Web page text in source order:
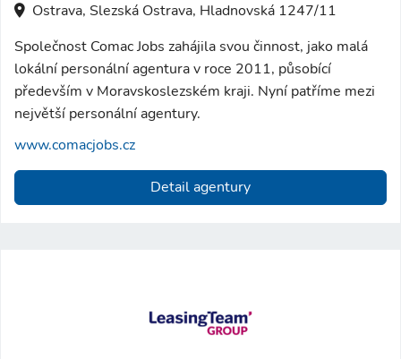
Ostrava, Slezská Ostrava, Hladnovská 1247/11
Společnost Comac Jobs zahájila svou činnost, jako malá
lokální personální agentura v roce 2011, působící
především v Moravskoslezském kraji. Nyní patříme mezi
největší personální agentury.
www.comacjobs.cz
Detail agentury